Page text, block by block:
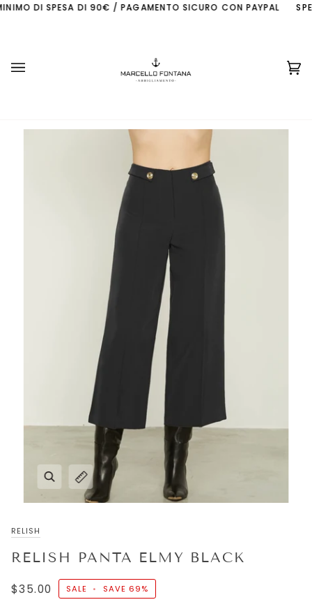
Skip DI SPESA DI 90€ / PAGAMENTO SICURO CON PAYPAL
RELISH
RELISH PANTA ELMY BLACK
$35.00 SALE • SAVE 69%